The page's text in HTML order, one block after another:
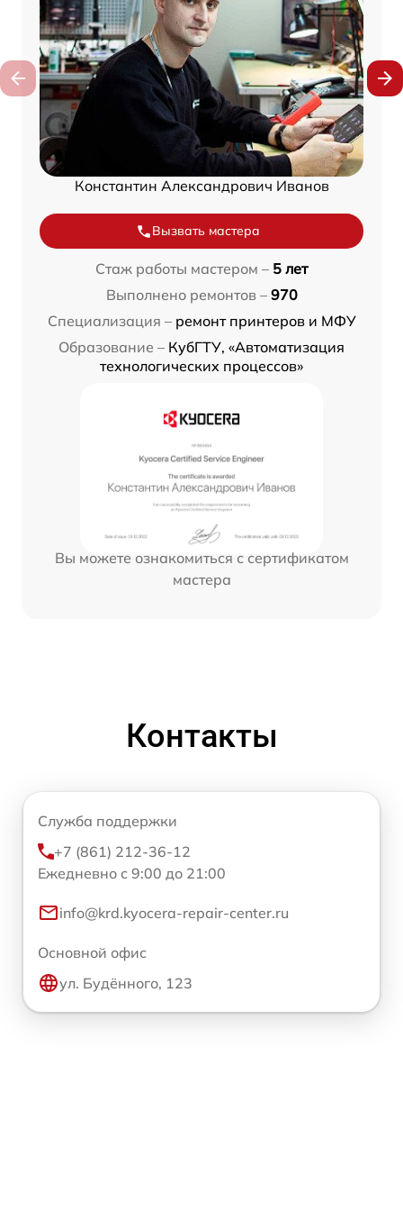
Константин Александрович Иванов
Вызвать мастера
Стаж работы мастером – 5 лет
Выполнено ремонтов – 970
Специализация – ремонт принтеров и МФУ
Образование – КубГТУ, «Автоматизация
технологических процессов»
Вы можете ознакомиться с сертификатом
мастера
Контакты
Служба поддержки
+7 (861) 212-36-12
Ежедневно с 9:00 до 21:00
info@krd.kyocera-repair-center.ru
Основной офис
ул. Будённого, 123